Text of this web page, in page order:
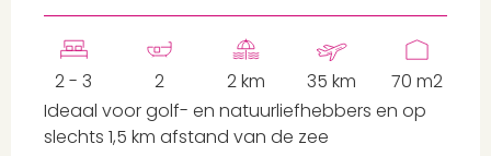
2 - 3 2 2 km 35 km
70 m2
Ideaal voor golf- en natuurliefhebbers en op
slechts 1,5 km afstand van de zee